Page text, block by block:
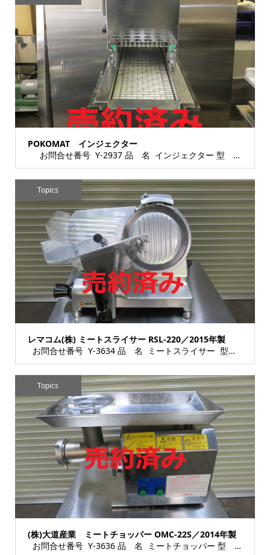
POKOMAT インジェクター
お問合せ番号 Y-2937 品 名 インジェクター 型 式 種 類 食肉・水産加...
レマコム(株) ミートスライサー RSL-220／2015年製
お問合せ番号 Y-3634 品 名 ミートスライサー 型 式 RSL-220 ...
Topics
(株)大道産業 ミートチョッパー OMC-22S／2014年製
お問合せ番号 Y-3636 品 名 ミートチョッパー 型 式 OMC-22S 種...
Topics